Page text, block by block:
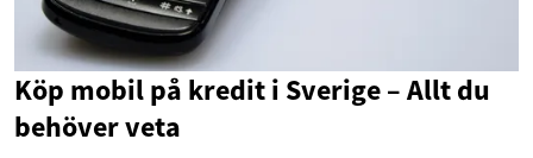
Köp mobil på kredit i Sverige – Allt du
behöver veta